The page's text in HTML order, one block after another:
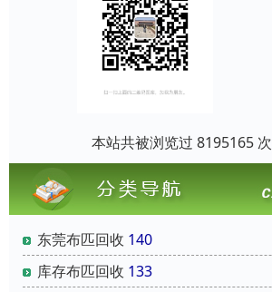
本站共被浏览过 8195165 次
东莞布匹回收 140
库存布匹回收 133